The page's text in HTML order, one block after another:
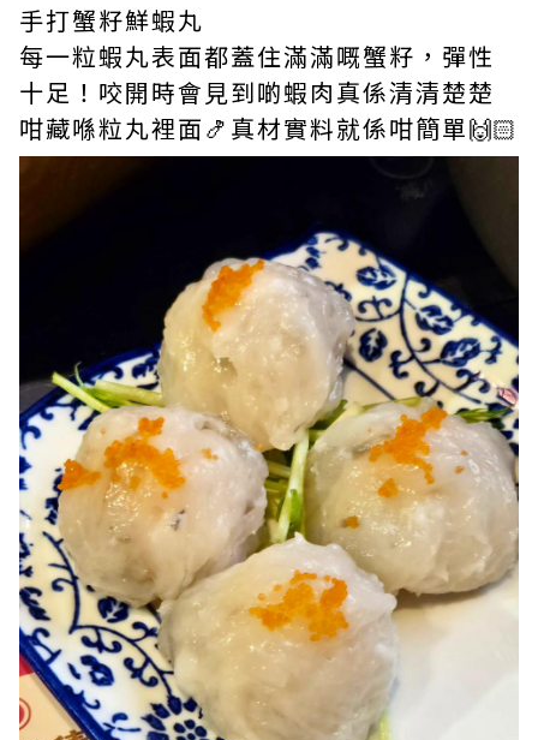
手打蟹籽鮮蝦丸
每一粒蝦丸表面都蓋住滿滿嘅蟹籽，彈性
十足！咬開時會見到啲蝦肉真係清清楚楚
咁藏喺粒丸裡面🍤真材實料就係咁簡單🙌🏻